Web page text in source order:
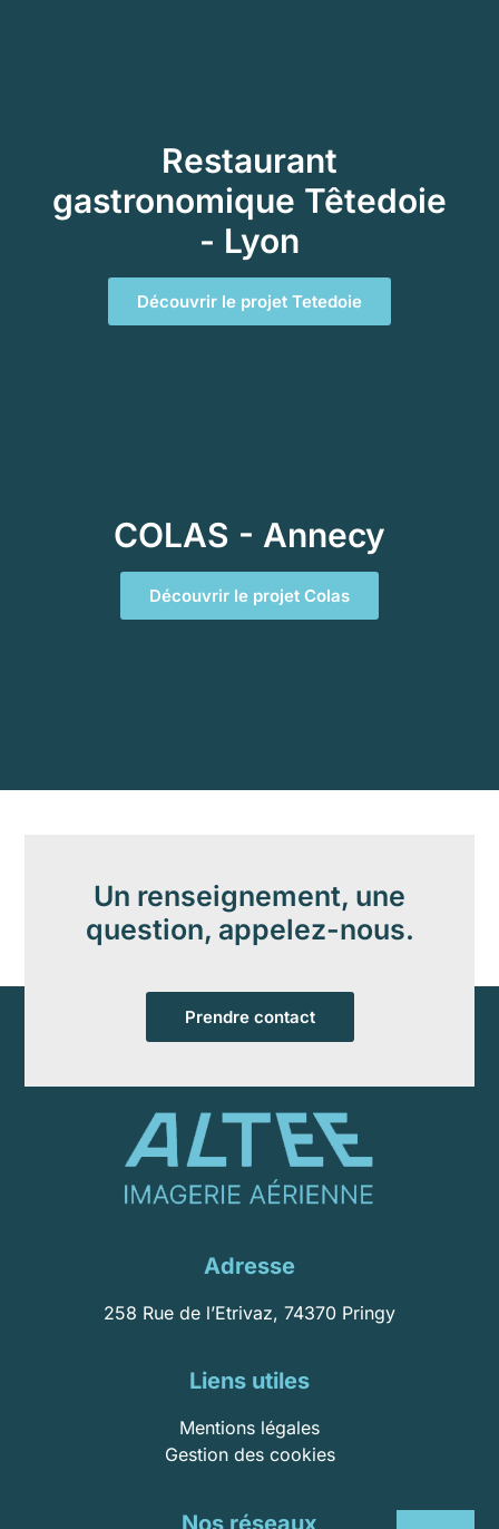
Restaurant
gastronomique Têtedoie
- Lyon
Découvrir le projet Tetedoie
COLAS - Annecy
Découvrir le projet Colas
Un renseignement, une
question, appelez-nous.
Prendre contact
Adresse
258 Rue de l’Etrivaz, 74370 Pringy
Liens utiles
Mentions légales
Gestion des cookies